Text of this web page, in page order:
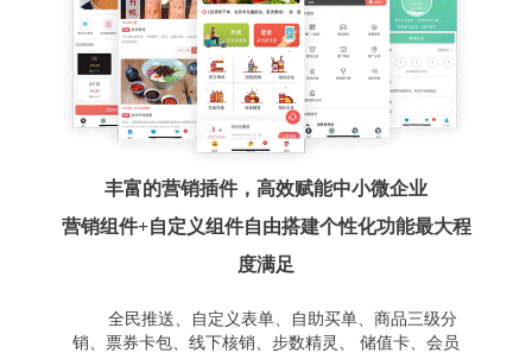
丰富的营销插件，高效赋能中小微企业
营销组件+自定义组件自由搭建个性化功能最大程
度满足
全民推送、自定义表单、自助买单、商品三级分
销、票券卡包、线下核销、步数精灵、 储值卡、会员